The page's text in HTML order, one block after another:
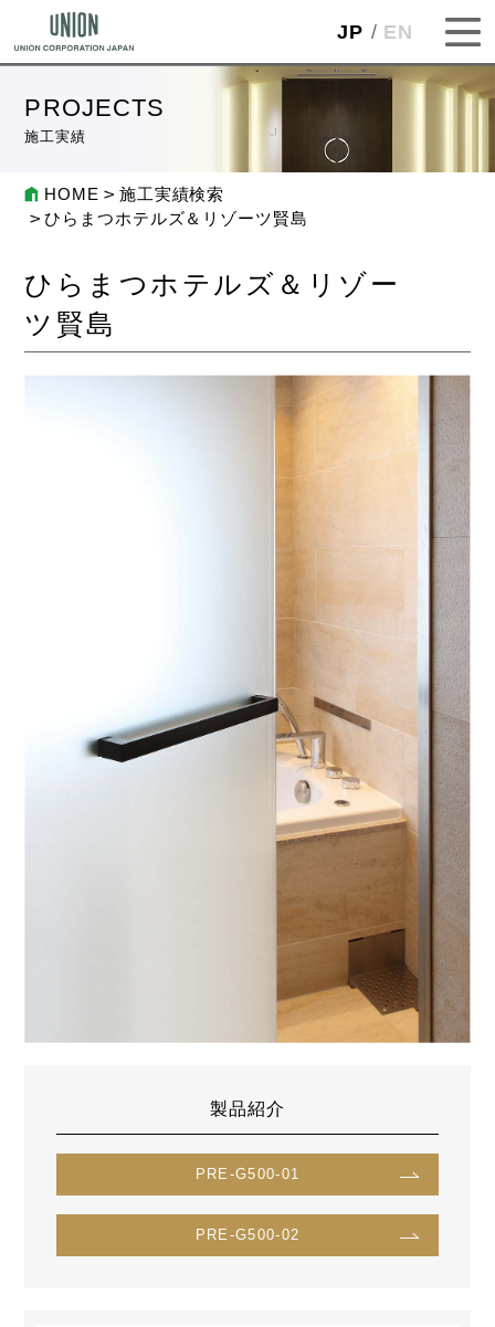
JP EN
PROJECTS
施工実績
HOME
施工実績検索
ひらまつホテルズ＆リゾーツ賢島
ひらまつホテルズ＆リゾー
ツ賢島
製品紹介
PRE-G500-01
PRE-G500-02